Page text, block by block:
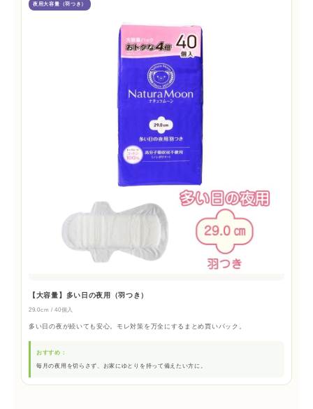
夜用大容量（羽つき）
【大容量】多い日の夜用（羽つき）
29.0cm / 40個入
多い日の夜が続いても安心。モレ対策を万全にするまとめ買いパック。
おすすめ：
毎月の夜用を切らさず、お家にゆとりを持って備えたい方に。